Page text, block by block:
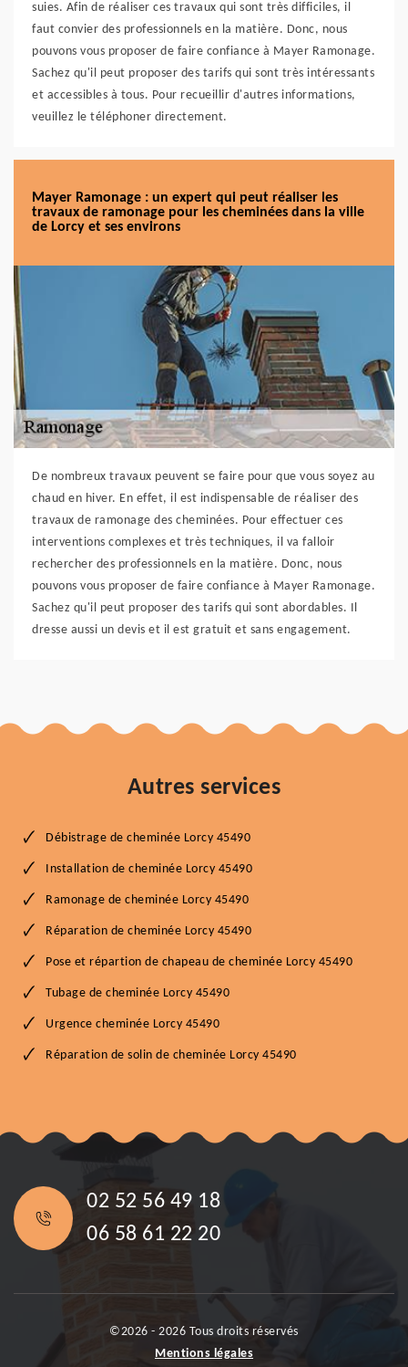
suies. Afin de réaliser ces travaux qui sont très difficiles, il
faut convier des professionnels en la matière. Donc, nous
pouvons vous proposer de faire confiance à Mayer Ramonage.
Sachez qu'il peut proposer des tarifs qui sont très intéressants
et accessibles à tous. Pour recueillir d'autres informations,
veuillez le téléphoner directement.
Mayer Ramonage : un expert qui peut réaliser les
travaux de ramonage pour les cheminées dans la ville
de Lorcy et ses environs
De nombreux travaux peuvent se faire pour que vous soyez au
chaud en hiver. En effet, il est indispensable de réaliser des
travaux de ramonage des cheminées. Pour effectuer ces
interventions complexes et très techniques, il va falloir
rechercher des professionnels en la matière. Donc, nous
pouvons vous proposer de faire confiance à Mayer Ramonage.
Sachez qu'il peut proposer des tarifs qui sont abordables. Il
dresse aussi un devis et il est gratuit et sans engagement.
Autres services
Débistrage de cheminée Lorcy 45490
Installation de cheminée Lorcy 45490
Ramonage de cheminée Lorcy 45490
Réparation de cheminée Lorcy 45490
Pose et répartion de chapeau de cheminée Lorcy 45490
Tubage de cheminée Lorcy 45490
Urgence cheminée Lorcy 45490
Réparation de solin de cheminée Lorcy 45490
02 52 56 49 18
06 58 61 22 20
©2026 - 2026 Tous droits réservés
Mentions légales